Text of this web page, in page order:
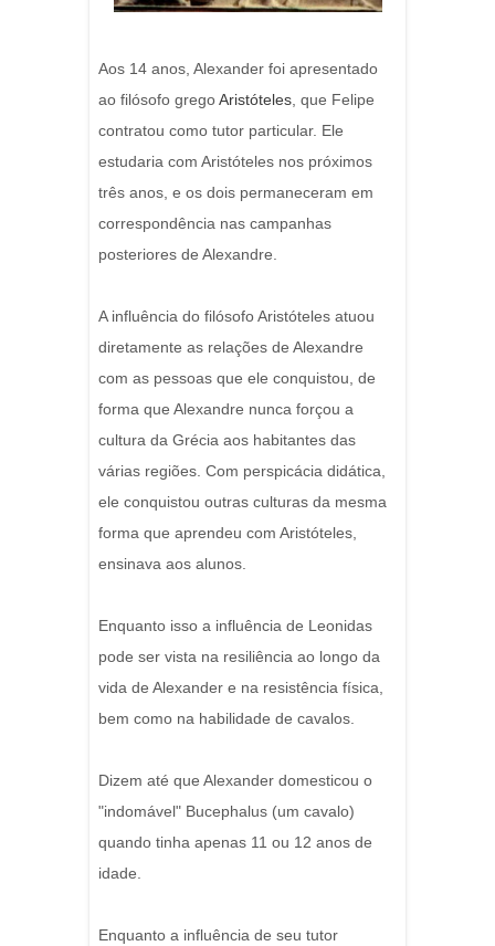
Aos 14 anos, Alexander foi apresentado
ao filósofo gregoAristóteles , que Felipe
contratou como tutor particular. Ele
estudaria com Aristóteles nos próximos
três anos, e os dois permaneceram em
correspondência nas campanhas
posteriores de Alexandre.
A influência do filósofo Aristóteles atuou
diretamente as relações de Alexandre
com as pessoas que ele conquistou, de
forma que Alexandre nunca forçou a
cultura da Grécia aos habitantes das
várias regiões. Com perspicácia didática,
ele conquistou outras culturas da mesma
forma que aprendeu com Aristóteles,
ensinava aos alunos.
Enquanto isso a influência de Leonidas
pode ser vista na resiliência ao longo da
vida de Alexander e na resistência física,
bem como na habilidade de cavalos.
Dizem até que Alexander domesticou o
"indomável" Bucephalus (um cavalo)
quando tinha apenas 11 ou 12 anos de
idade.
Enquanto a influência de seu tutor